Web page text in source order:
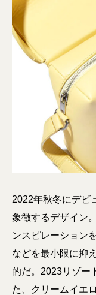
2022年秋冬にデビ
象徴するデザイン
ンスピレーション
などを最小限に抑
的だ。2023リゾー
た、クリームイエ